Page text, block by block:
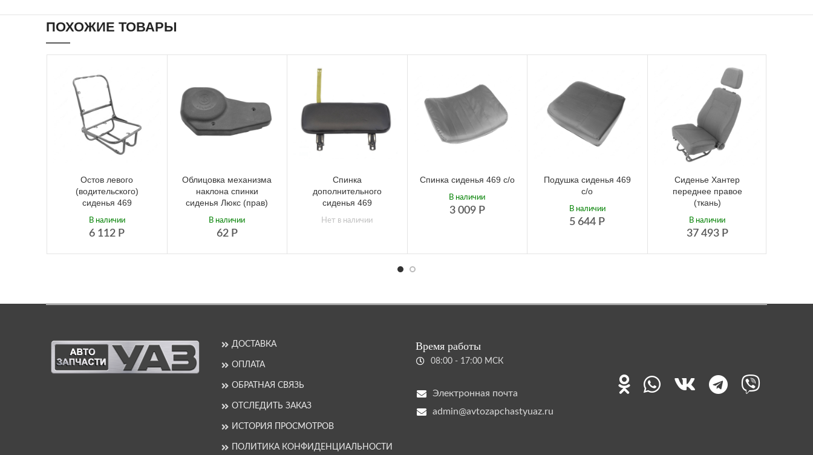
ПОХОЖИЕ ТОВАРЫ
Остов левого
(водительского)
сиденья 469
6 112 Р
В наличии
Облицовка механизма
наклона спинки
сиденья Люкс (прав)
62 Р
В наличии
Спинка
дополнительного
сиденья 469
Нет в наличии
Спинка сиденья 469 с/о
3 009 Р
В наличии
Подушка сиденья 469
с/о
5 644 Р
В наличии
Сиденье Хантер
переднее правое
(ткань)
37 493 Р
В наличии
ДОСТАВКА
ОПЛАТА
ОБРАТНАЯ СВЯЗЬ
ОТСЛЕДИТЬ ЗАКАЗ
ИСТОРИЯ ПРОСМОТРОВ
ПОЛИТИКА КОНФИДЕНЦИАЛЬНОСТИ
Время работы
08:00 - 17:00 МСК
Электронная почта
admin@avtozapchastyuaz.ru